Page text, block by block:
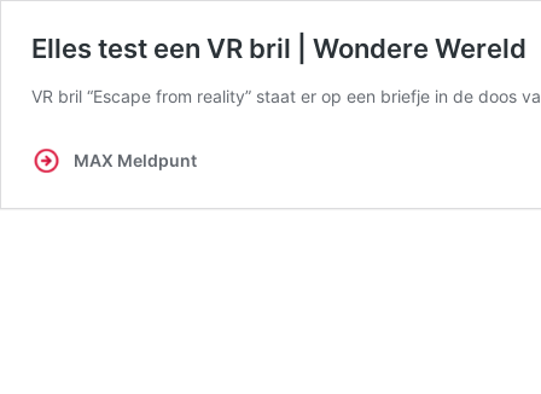
Elles test een VR bril | Wondere Wereld
VR bril “Escape from reality” staat er op een briefje in de doos
MAX Meldpunt